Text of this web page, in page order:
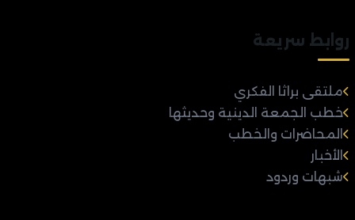
روابط سريعة
ملتقى براثا الفكري
خطب الجمعة الدينية وحديثها
المحاضرات والخطب
الأخبار
شبهات وردود